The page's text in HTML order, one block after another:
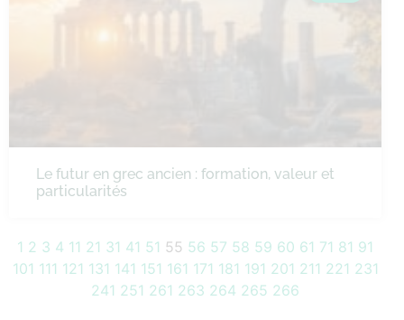
Le futur en grec ancien : formation, valeur et
particularités
1 2 3 4 11 21 31 41 51 55 56 57 58 59 60 61 71 81 91
101 111 121 131 141 151 161 171 181 191 201 211 221 231
241 251 261 263 264 265 266